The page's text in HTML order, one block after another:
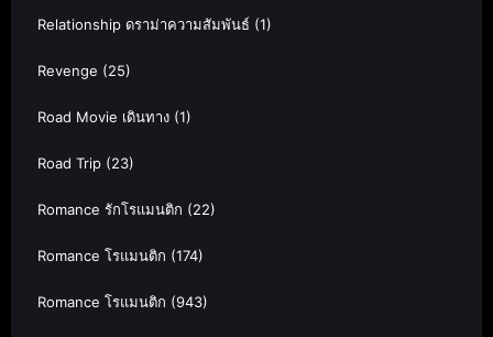
Relationship ดราม่าความสัมพันธ์ (1)
Revenge (25)
Road Movie เดินทาง (1)
Road Trip (23)
Romance รักโรแมนติก (22)
Romance โรแมนติก (174)
Romance โรแมนติก (943)